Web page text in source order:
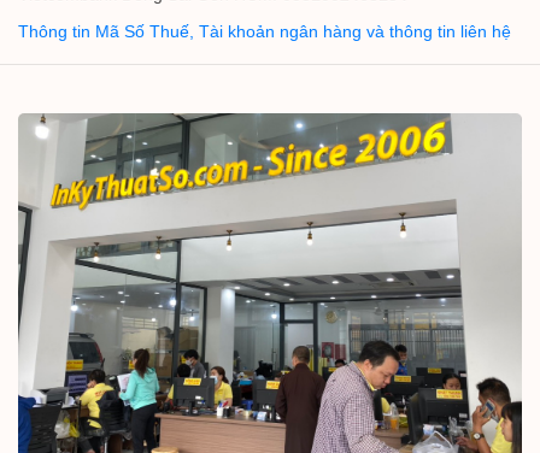
Thông tin Mã Số Thuế, Tài khoản ngân hàng và thông tin liên hệ